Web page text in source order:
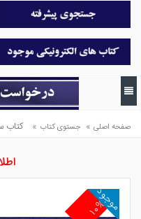
صفحه اصلی » جستوی کتاب » كتاب
۱۰%
موجود